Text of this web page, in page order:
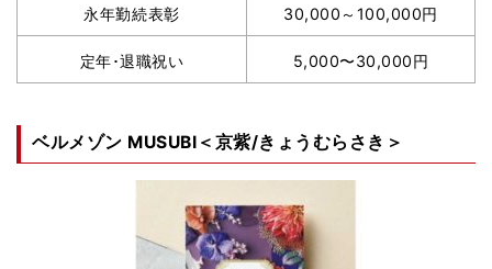
永年勤続表彰 30,000～100,000円
定年･退職祝い 5,000〜30,000円
ベルメゾン MUSUBI＜京紫/きょうむらさき＞